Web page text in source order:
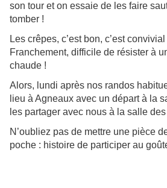
son tour et on essaie de les faire
tomber !
Les crêpes, c’est bon, c’est
Franchement, difficile de résister à
chaude !
Alors, lundi après nos randos
lieu à Agneaux avec un départ à la
les partager avec nous à la salle des
N’oubliez pas de mettre une pièce
poche : histoire de participer au